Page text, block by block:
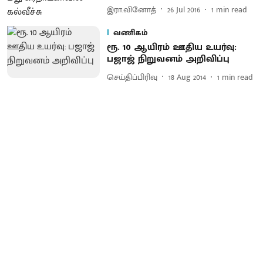
இரா.வினோத் 26 Jul 2016 1 min read
வணிகம்
ரூ. 10 ஆயிரம் ஊதிய உயர்வு:
பஜாஜ் நிறுவனம் அறிவிப்பு
செய்திப்பிரிவு 18 Aug 2014 1 min read